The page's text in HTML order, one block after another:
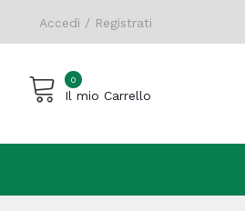
Accedi / Registrati
0
Il mio Carrello